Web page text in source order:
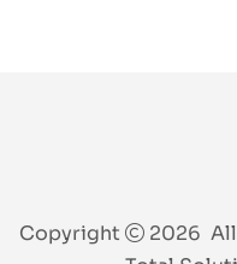
Copyright
2026 All